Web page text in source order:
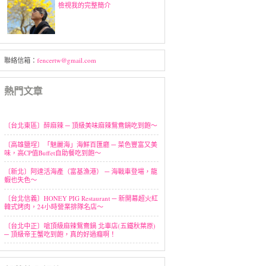
檢視我的完整簡介
聯絡信箱： fencertw@gmail.com
熱門文章
〔台北東區〕醉麻辣 ─ 頂級美味麻辣鴛鴦鍋吃到飽～
〔高雄鹽埕〕「魅麗海」海鮮百匯廳 ─ 菜色豐富又美
味，高CP值Buffet自助餐吃到飽～
〔新北〕阿達活海產（富基漁港） ─ 海戰車登場，龍
蝦也失色～
〔台北信義〕HONEY PIG Restaurant ─ 新開幕超火紅
韓式烤肉，24小時營業排隊名店～
〔台北中正〕嗆頂級麻辣鴛鴦鍋 北車店(五鐵秋葉原)
─ 頂級帝王蟹吃到飽，真的好過癮啊！